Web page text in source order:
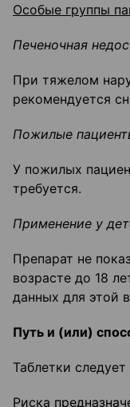
Особые группы
Печеночная
При тяжелом
рекомендуется
Пожилые
У пожилых
требуется.
Применение у
Препарат не
возрасте до 18
данных для этой
Путь и (или)
Таблетки
Риска